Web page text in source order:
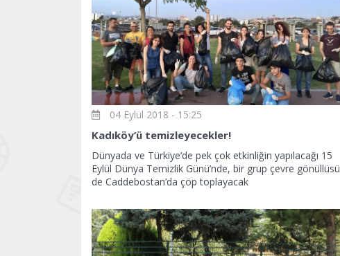
04 Eylül 2018 - 15:25
Kadıköy’ü temizleyecekler!
Dünyada ve Türkiye’de pek çok etkinliğin yapılacağı 15
Eylül Dünya Temizlik Günü’nde, bir grup çevre gönüllüsü
de Caddebostan’da çöp toplayacak